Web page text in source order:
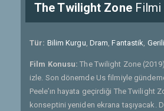
The Twilight ZoneFilmi
Tür: Bilim Kurgu, Dram,Fantastik,
Film Konusu:The Twilight Zone
izle. Son dönemde Us filmiyle
Peele’ın hayata geçirdiği The Twilight
konseptini yeniden ekrana taşıyacak.